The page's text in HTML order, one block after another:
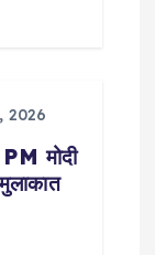
2026
मोदी